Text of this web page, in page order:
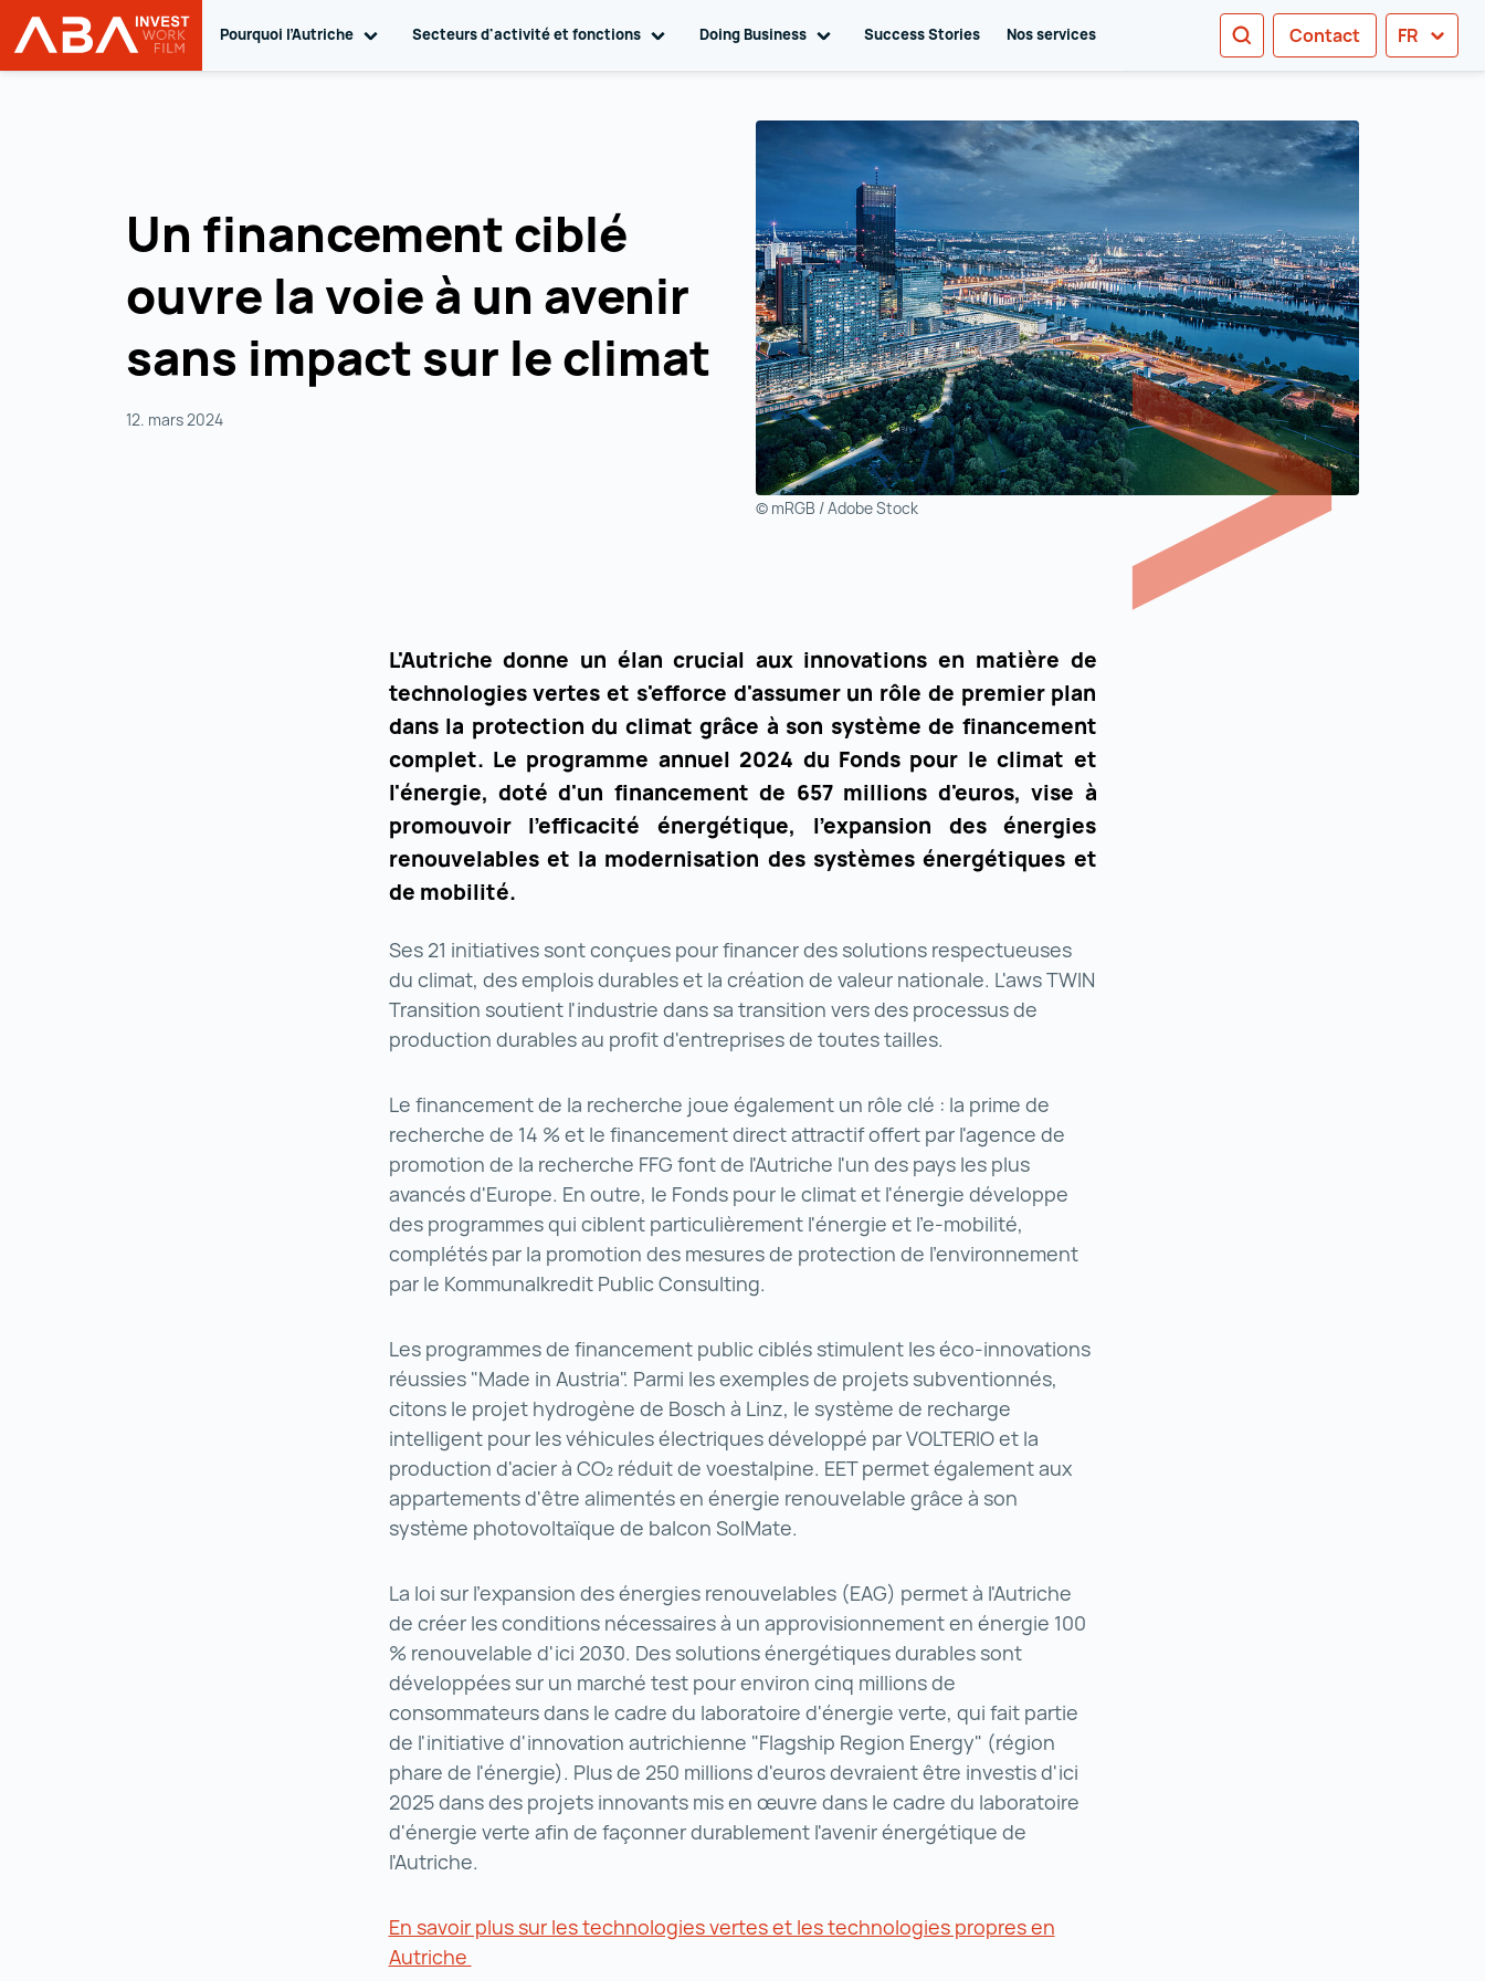
INVEST in AUSTRIA
Pourquoi l’Autriche Toggle sub navigation
Secteurs d'activité et fonctions Toggle sub navigation
Doing Business Toggle sub navigation
Success Stories Nos services RECHERCHE
Contact FR
© mRGB / Adobe Stock
Un financement ciblé
ouvre la voie à un avenir
sans impact sur le climat
12. mars 2024
L'Autriche donne un élan crucial aux innovations en matière de
technologies vertes et s'efforce d'assumer un rôle de premier plan
dans la protection du climat grâce à son système de financement
complet. Le programme annuel 2024 du Fonds pour le climat et
l'énergie, doté d'un financement de 657 millions d'euros, vise à
promouvoir l'efficacité énergétique, l'expansion des énergies
renouvelables et la modernisation des systèmes énergétiques et
de mobilité.
Ses 21 initiatives sont conçues pour financer des solutions respectueuses
du climat, des emplois durables et la création de valeur nationale. L'aws TWIN
Transition soutient l'industrie dans sa transition vers des processus de
production durables au profit d'entreprises de toutes tailles.
Le financement de la recherche joue également un rôle clé : la prime de
recherche de 14 % et le financement direct attractif offert par l'agence de
promotion de la recherche FFG font de l'Autriche l'un des pays les plus
avancés d'Europe. En outre, le Fonds pour le climat et l'énergie développe
des programmes qui ciblent particulièrement l'énergie et l'e-mobilité,
complétés par la promotion des mesures de protection de l'environnement
par le Kommunalkredit Public Consulting.
Les programmes de financement public ciblés stimulent les éco-innovations
réussies "Made in Austria". Parmi les exemples de projets subventionnés,
citons le projet hydrogène de Bosch à Linz, le système de recharge
intelligent pour les véhicules électriques développé par VOLTERIO et la
production d'acier à CO₂ réduit de voestalpine. EET permet également aux
appartements d'être alimentés en énergie renouvelable grâce à son
système photovoltaïque de balcon SolMate.
La loi sur l'expansion des énergies renouvelables (EAG) permet à l'Autriche
de créer les conditions nécessaires à un approvisionnement en énergie 100
% renouvelable d'ici 2030. Des solutions énergétiques durables sont
développées sur un marché test pour environ cinq millions de
consommateurs dans le cadre du laboratoire d'énergie verte, qui fait partie
de l'initiative d'innovation autrichienne "Flagship Region Energy" (région
phare de l'énergie). Plus de 250 millions d'euros devraient être investis d'ici
2025 dans des projets innovants mis en œuvre dans le cadre du laboratoire
d'énergie verte afin de façonner durablement l'avenir énergétique de
l'Autriche.
En savoir plus sur les technologies vertes et les technologies propres en
Autriche